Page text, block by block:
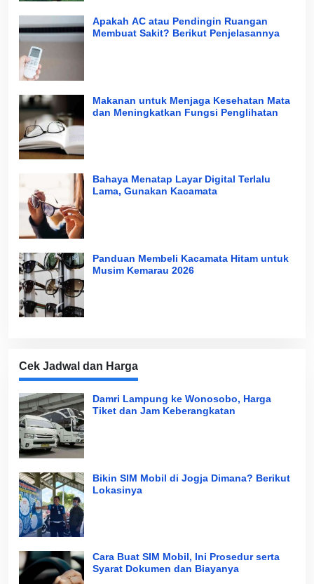
Apakah AC atau Pendingin Ruangan
Membuat Sakit? Berikut Penjelasannya
Makanan untuk Menjaga Kesehatan Mata
dan Meningkatkan Fungsi Penglihatan
Bahaya Menatap Layar Digital Terlalu
Lama, Gunakan Kacamata
Panduan Membeli Kacamata Hitam untuk
Musim Kemarau 2026
Cek Jadwal dan Harga
Damri Lampung ke Wonosobo, Harga
Tiket dan Jam Keberangkatan
Bikin SIM Mobil di Jogja Dimana? Berikut
Lokasinya
Cara Buat SIM Mobil, Ini Prosedur serta
Syarat Dokumen dan Biayanya